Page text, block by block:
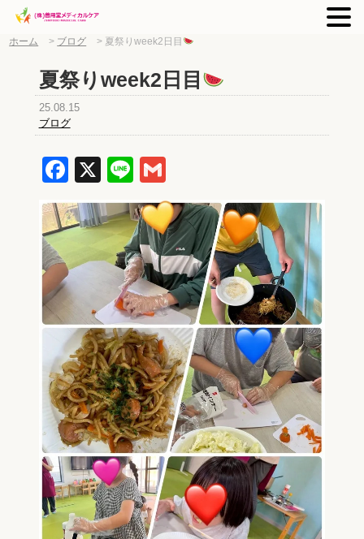
ホーム > ブログ > 夏祭りweek2日目
夏祭りweek2日目
25.08.15
ブログ
Facebook
X Line